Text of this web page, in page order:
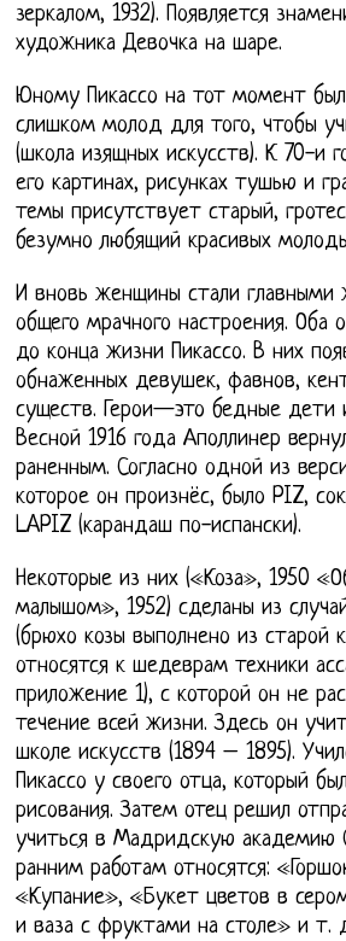
зеркалом, 1932). Появляется
художника Девочка на шаре.
Юному Пикассо на тот момент
слишком молод для того, чтобы
(школа изящных искусств). К 70-и
его картинах, рисунках тушью и
темы присутствует старый,
безумно любящий красивых
И вновь женщины стали главными
общего мрачного настроения. Оба
до конца жизни Пикассо. В них
обнаженных девушек, фавнов,
существ. Герои—это бедные дети
Весной 1916 года Аполлинер
раненным. Согласно одной из
которое он произнёс, было PIZ,
LAPIZ (карандаш по-испански).
Некоторые из них («Коза», 1950
малышом», 1952) сделаны из
(брюхо козы выполнено из старой
относятся к шедеврам техники
приложение 1), с которой он не
течение всей жизни. Здесь он
школе искусств (1894 – 1895).
Пикассо у своего отца, который
рисования. Затем отец решил
учиться в Мадридскую
ранним работам относятся:
«Купание», «Букет цветов в
и ваза с фруктами на столе» и т.